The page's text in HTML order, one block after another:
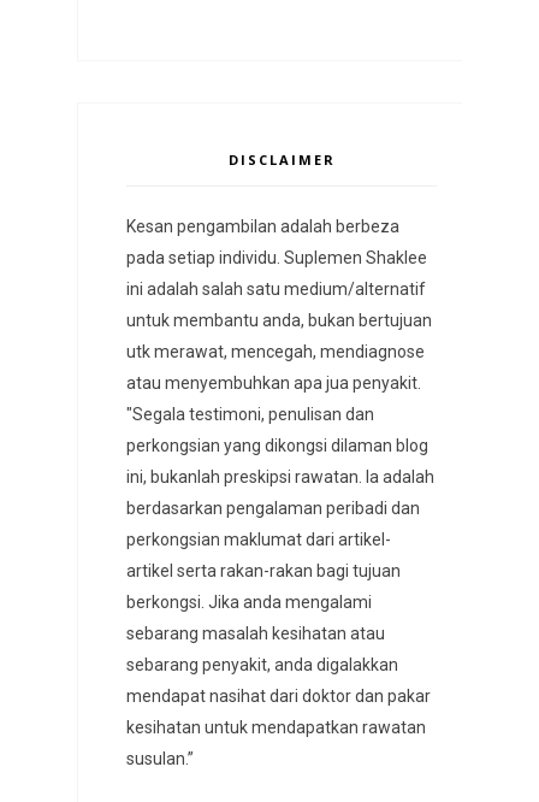
DISCLAIMER
Kesan pengambilan adalah berbeza
pada setiap individu. Suplemen Shaklee
ini adalah salah satu medium/alternatif
untuk membantu anda, bukan bertujuan
utk merawat, mencegah, mendiagnose
atau menyembuhkan apa jua penyakit.
"Segala testimoni, penulisan dan
perkongsian yang dikongsi dilaman blog
ini, bukanlah preskipsi rawatan. Ia adalah
berdasarkan pengalaman peribadi dan
perkongsian maklumat dari artikel-
artikel serta rakan-rakan bagi tujuan
berkongsi. Jika anda mengalami
sebarang masalah kesihatan atau
sebarang penyakit, anda digalakkan
mendapat nasihat dari doktor dan pakar
kesihatan untuk mendapatkan rawatan
susulan.”